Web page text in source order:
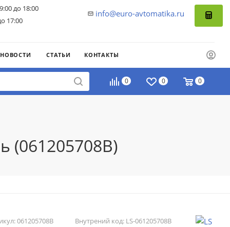
info@euro-avtomatika.ru
до 18:00
17:00
НОВОСТИ СТАТЬИ КОНТАКТЫ
0 0 0
(061205708B)
061205708B Внутрений код: LS-061205708B